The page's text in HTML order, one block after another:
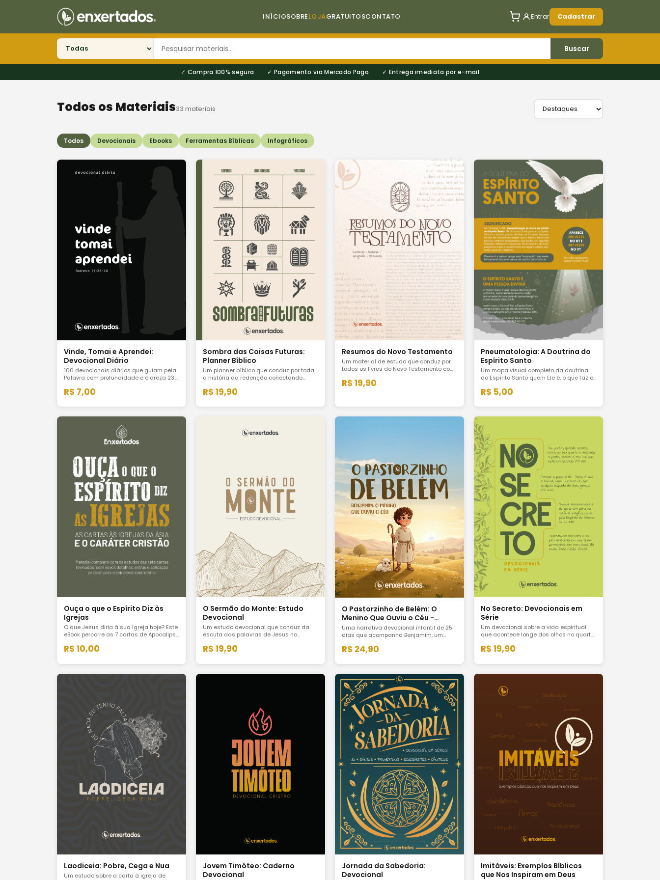
INÍCIOSOBRELOJAGRATUITOSCONTATO Entrar Cadastrar
Buscar
Compra 100% segura Pagamento via Mercado Pago Entrega imediata por e-mail
Todos os Materiais33 materiais
Todos Devocionais Ebooks Ferramentas Bíblicas Infográficos
Vinde, Tomai e Aprendei:
Devocional Diário
100 devocionais diários que guiam pela
Palavra com profundidade e clareza 230
encontrar Deus todos os dias.
R$ 7,00
Sombra das Coisas Futuras:
Planner Bíblico
Um planner bíblico que conduz por toda
a história da redenção conectando
revelação progressiva de Deus em
guiado pela Palavra.
R$ 19,90
Resumos do Novo Testamento
Um material de estudo que conduz por
todos os livros do Novo Testamento com
a vida cristã. Para conhecer a Palavra de
R$ 19,90
Pneumatologia: A Doutrina do
Espírito Santo
Um mapa visual completo da doutrina
do Espírito Santo quem Ele é, o que faz e
estudo pessoal ou ensino em grupo. 2
R$ 5,00
Ouça o que o Espírito Diz às
Igrejas
O que Jesus diria à sua Igreja hoje? Este
eBook percorre as 7 cartas de Apocalipse
páginas de estudo sobre saúde eclesial
R$ 10,00
O Sermão do Monte: Estudo
Devocional
Um estudo devocional que conduz da
escuta das palavras de Jesus no
vida no Reino de Deus sem atalhos e
R$ 19,90
O Pastorzinho de Belém: O
Menino Que Ouviu o Céu -
História Devocional
Uma narrativa devocional infantil de 25
dias que acompanha Benjamim, um
antecedem o nascimento de Jesus. Para
calma, beleza e sentido.
R$ 24,90
No Secreto: Devocionais em
Série
Um devocional sobre a vida espiritual
que acontece longe dos olhos no quarto
plateia. Para quem quer mais do que
R$ 19,90
Laodiceia: Pobre, Cega e Nua
Um estudo sobre a carta à igreja de
Jovem Timóteo: Caderno
Devocional
Jornada da Sabedoria:
Devocional
Imitáveis: Exemplos Bíblicos
que Nos Inspiram em Deus